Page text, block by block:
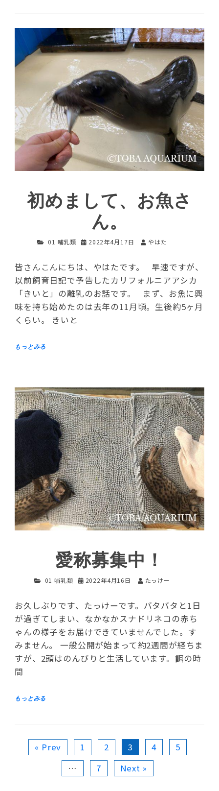
初めまして、お魚さ
ん。
01 哺乳類 2022年4月17日 やはた
皆さんこんにちは、やはたです。 早速ですが、
以前飼育日記で予告したカリフォルニアアシカ
「きいと」の離乳のお話です。 まず、お魚に興
味を持ち始めたのは去年の11月頃。生後約5ヶ月
くらい。 きいと
愛称募集中！
01 哺乳類 2022年4月16日 たっけー
お久しぶりです、たっけーです。バタバタと1日
が過ぎてしまい、なかなかスナドリネコの赤ち
ゃんの様子をお届けできていませんでした。す
みません。 一般公開が始まって約2週間が経ちま
すが、2頭はのんびりと生活しています。餌の時
間
« Prev 1 2 3 4
5
…
7 Next »